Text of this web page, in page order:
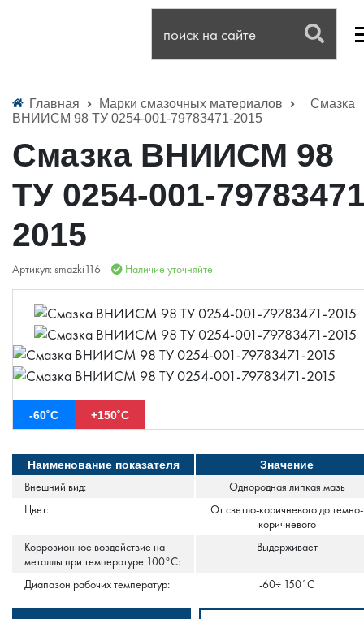
Главная Марки смазочных материалов
Смазка
ВНИИСМ 98 ТУ 0254-001-79783471-2015
Смазка ВНИИСМ 98
ТУ 0254-001-
2015
Артикул: smazki116 | Наличие уточняйте
-60˚С +150˚С
Наименование показателя Значение
Внешний вид:
Однородная липкая мазь
Цвет:
От светло-коричневого до темно-
коричневого
Коррозионное воздействие на
металлы при температуре 100°С:
Выдерживает
Диапазон рабочих температур: -60÷ 150˚С